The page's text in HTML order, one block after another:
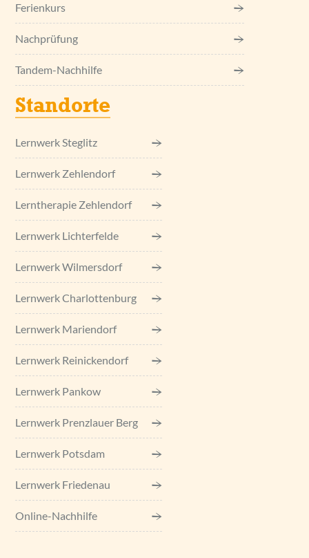
Ferienkurs
Nachprüfung
Tandem-Nachhilfe
Standorte
Lernwerk Steglitz
Lernwerk Zehlendorf
Lerntherapie Zehlendorf
Lernwerk Lichterfelde
Lernwerk Wilmersdorf
Lernwerk Charlottenburg
Lernwerk Mariendorf
Lernwerk Reinickendorf
Lernwerk Pankow
Lernwerk Prenzlauer Berg
Lernwerk Potsdam
Lernwerk Friedenau
Online-Nachhilfe